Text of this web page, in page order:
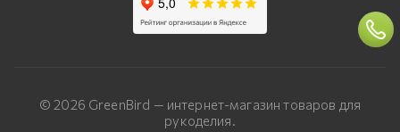
© 2026 GreenBird — интернет-магазин товаров для
рукоделия.